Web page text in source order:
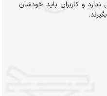
و کاربران باید خودشان